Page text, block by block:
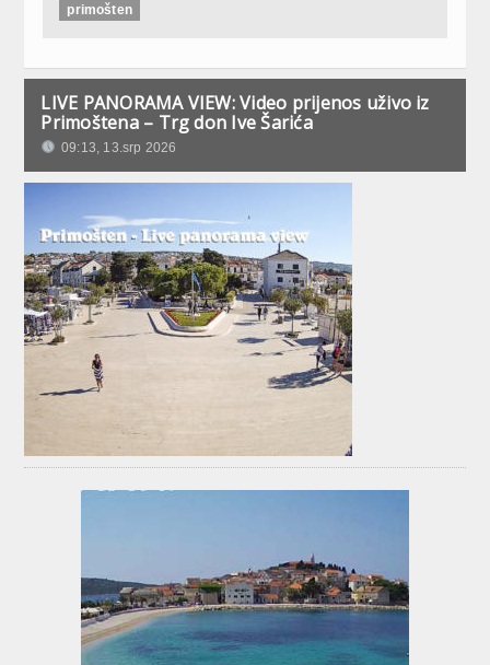
primošten
LIVE PANORAMA VIEW: Video prijenos uživo iz
Primoštena – Trg don Ive Šarića
09:13, 13.srp 2026